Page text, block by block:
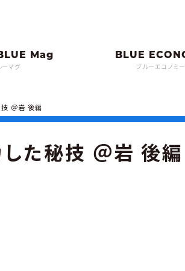
ーマグ ブルーエコノミー
技 ＠岩 後編
た秘技 ＠岩 後編